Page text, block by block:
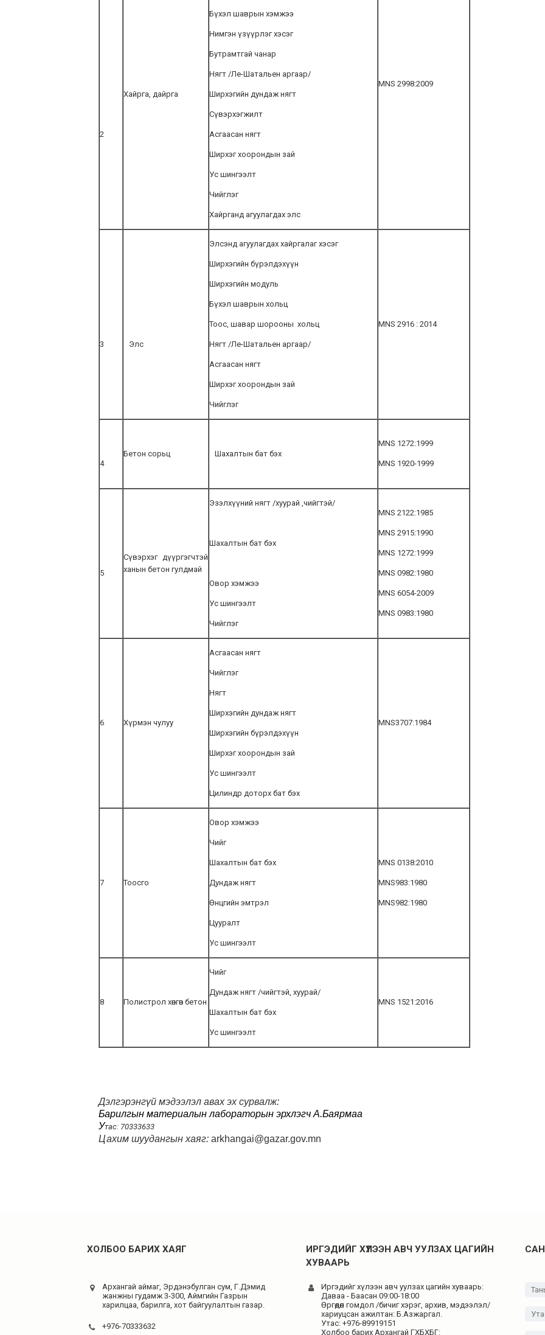
2
Хайрга, дайрга
Бүхэл шаврын хэмжээ
Нимгэн үзүүрлэг хэсэг
Бутрамтгай чанар
Нягт /Ле-Шатальен аргаар/
Ширхэгийн дундаж нягт
Сүвэрхэгжилт
Асгаасан нягт
Ширхэг хоорондын зай
Ус шингээлт
Чийглэг
Хайрганд агуулагдах элс
MNS 2998:2009
3 Элс
Элсэнд агуулагдах хайргалаг хэсэг
Ширхэгийн бүрэлдэхүүн
Ширхэгийн модуль
Бүхэл шаврын хольц
Тоос, шавар шорооны хольц
Нягт /Ле-Шатальен аргаар/
Асгаасан нягт
Ширхэг хоорондын зай
Чийглэг
MNS 2916 : 2014
4
Бетон сорьц Шахалтын бат бэх
MNS 1272:1999
MNS 1920-1999
5
Сүвэрхэг дүүргэгчтэй
ханын бетон гулдмай
Эзэлхүүний нягт /хуурай ,чийгтэй/
Шахалтын бат бэх
Овор хэмжээ
Ус шингээлт
Чийглэг
MNS 2122:1985
MNS 2915:1990
MNS 1272:1999
MNS 0982:1980
MNS 6054-2009
MNS 0983:1980
6 Хүрмэн чулуу
Асгаасан нягт
Чийглэг
Нягт
Ширхэгийн дундаж нягт
Ширхэгийн бүрэлдэхүүн
Ширхэг хоорондын зай
Ус шингээлт
Цилиндр доторх бат бэх
MNS3707:1984
7 Тоосго
Овор хэмжээ
Чийг
Шахалтын бат бэх
Дундаж нягт
Өнцгийн эмтрэл
Цууралт
Ус шингээлт
MNS 0138:2010
MNS983:1980
MNS982:1980
8 Полистрол хөнгөн бетон
Чийг
Дундаж нягт /чийгтэй, хуурай/
Шахалтын бат бэх
Ус шингээлт
MNS 1521:2016
Дэлгэрэнгүй мэдээлэл авах эх сурвалж:
Барилгын материалын лабораторын эрхлэгч А.Баярмаа
Утас: 70333633
Цахим шуудангын хаяг: arkhangai@gazar.gov.mn
ХОЛБОО БАРИХ ХАЯГ
Архангай аймаг, Эрдэнэбулган сум, Г.Дэмид
жанжны гудамж 3-300, Аймгийн Газрын
харилцаа, барилга, хот байгуулалтын газар.
+976-70333632
ИРГЭДИЙГ ХҮЛЭЭН АВЧ УУЛЗАХ ЦАГИЙН
ХУВААРЬ
Иргэдийг хүлээн авч уулзах цагийн хуваарь:
Даваа - Баасан 09:00-18:00
Өргөдөл гомдол /бичиг хэрэг, архив, мэдээлэл/
хариуцсан ажилтан: Б.Азжаргал.
Утас: +976-89919151
Холбоо барих Архангай ГХБХБГ: